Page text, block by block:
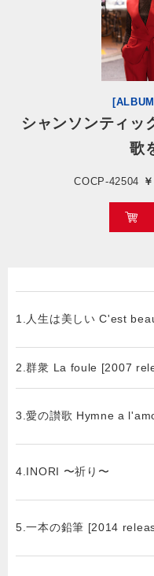
お問い合わせ
シャンソンティッ
歌
COCP-42504
1.人生は美しい C'est
2.群衆 La foule [2007
3.愛の讃歌 Hymne a
4.INORI 〜祈り〜
5.一本の鉛筆 [2014